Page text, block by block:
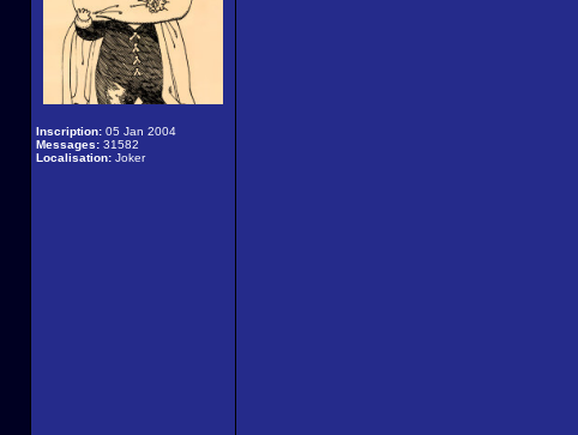
Inscription: 05 Jan 2004
Messages: 31582
Localisation: Joker